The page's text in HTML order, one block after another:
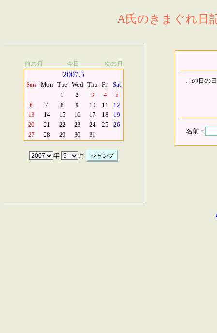
A氏のきまぐれ日
前の月 今日 次の月
2007.5
Sun Mon Tue Wed Thu Fri Sat
1
2 3 4
5
6
7 8 9 10 11
12
13
14 15 16 17 18
19
20
21 22 23 24 25
26
27
28 29 30 31
年 月
この日の
名前：